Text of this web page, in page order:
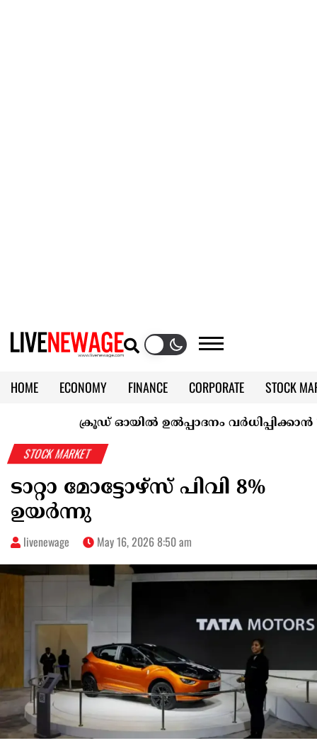
HOME ECONOMY FINANCE CORPORATE
STOCK
KERALA @70
ക്രൂഡ് ഓയിൽ ഉൽപ്പാദനം വർധിപ്പിക്കാൻ
STOCK MARKET
ടാറ്റാ മോട്ടോഴ്‌സ്‌ പിവി 8%
ഉയര്‍ന്നു
livenewage May 16, 2026 8:50 am